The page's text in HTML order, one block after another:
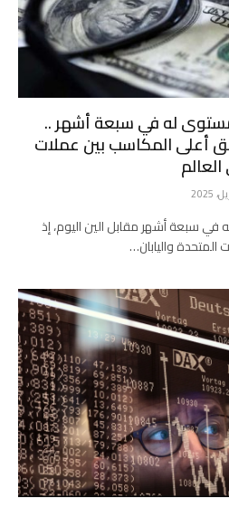
مستوى له في سبعة أشهر ..
أعلى المكاسب بين عملات
في سبعة أشهر مقابل الين اليوم، إذ
المتحدة واليابان…